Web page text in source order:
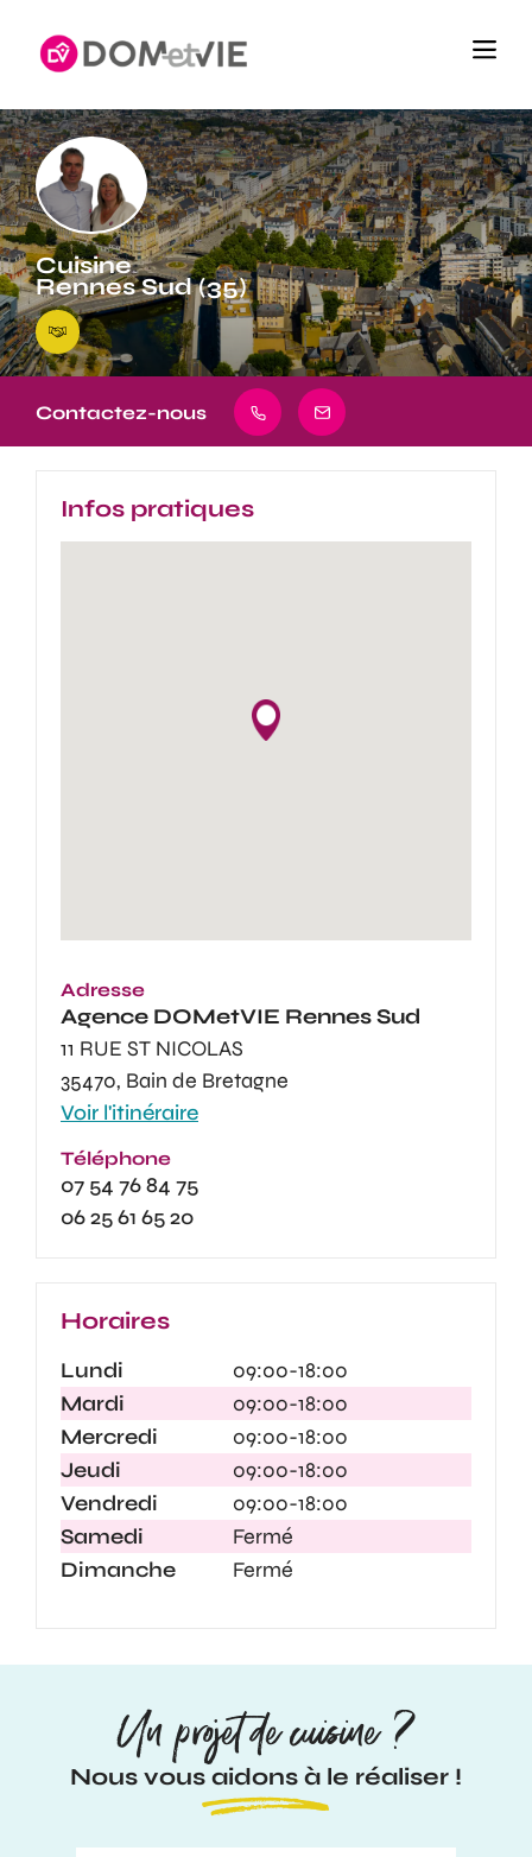
Cuisine
Rennes Sud (35)
Contactez-nous
Infos pratiques
Adresse
Agence DOMetVIE Rennes Sud
11 RUE ST NICOLAS
35470, Bain de Bretagne
Voir l'itinéraire
Téléphone
07 54 76 84 75
06 25 61 65 20
Horaires
Lundi
09:00-18:00
Mardi
09:00-18:00
Mercredi
09:00-18:00
Jeudi
09:00-18:00
Vendredi
09:00-18:00
Samedi
Fermé
Dimanche
Fermé
Un projet de cuisine ?
Nous vous aidons à le réaliser !